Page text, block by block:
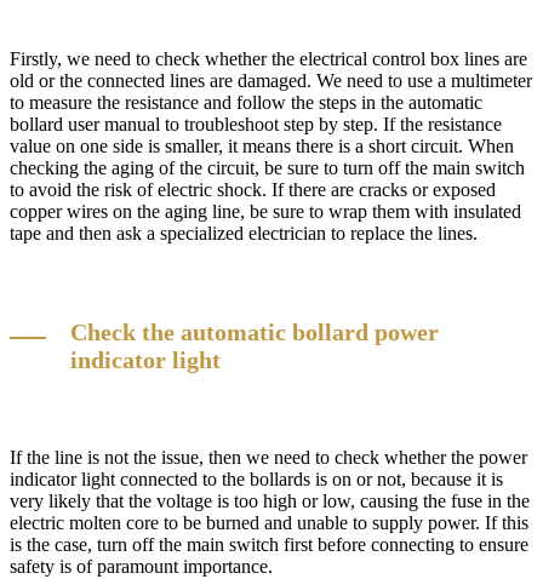
Firstly, we need to check whether the electrical control box lines are
old or the connected lines are damaged. We need to use a multimeter
to measure the resistance and follow the steps in the automatic
bollard user manual to troubleshoot step by step. If the resistance
value on one side is smaller, it means there is a short circuit. When
checking the aging of the circuit, be sure to turn off the main switch
to avoid the risk of electric shock. If there are cracks or exposed
copper wires on the aging line, be sure to wrap them with insulated
tape and then ask a specialized electrician to replace the lines.
Check the automatic bollard power
indicator light
If the line is not the issue, then we need to check whether the power
indicator light connected to the bollards is on or not, because it is
very likely that the voltage is too high or low, causing the fuse in the
electric molten core to be burned and unable to supply power. If this
is the case, turn off the main switch first before connecting to ensure
safety is of paramount importance.